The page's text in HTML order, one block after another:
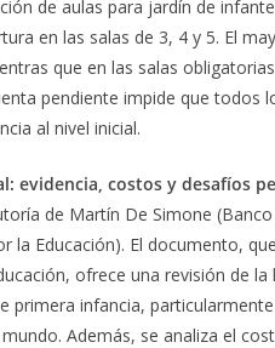
de aulas para jardín de
en las salas de 3, 4 y 5. El
que en las salas
pendiente impide que todos
al nivel inicial.
evidencia, costos y desafíos
de Martín De Simone
la Educación). El documento,
ofrece una revisión de la
primera infancia,
Además, se analiza el